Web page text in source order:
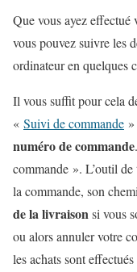
Que vous ayez effectué
vous pouvez suivre les
ordinateur en quelques
Il vous suffit pour cela
« Suivi de commande
numéro de commande
commande ». L’outil
la commande, son
de la livraisonsi vous
ou alors annuler votre
les achats sont